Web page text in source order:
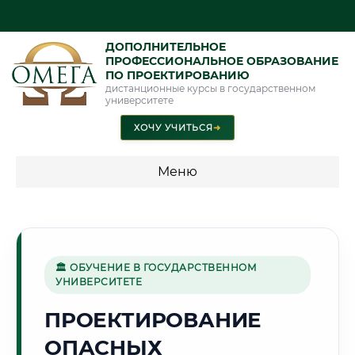
ДОПОЛНИТЕЛЬНОЕ
ПРОФЕССИОНАЛЬНОЕ ОБРАЗОВАНИЕ
ПО ПРОЕКТИРОВАНИЮ
дистанционные курсы в государственном
университете
ХОЧУ УЧИТЬСЯ➜
Меню
🌵
Г. НУКУС
🏛 ОБУЧЕНИЕ В ГОСУДАРСТВЕННОМ
УНИВЕРСИТЕТЕ
ПРОЕКТИРОВАНИЕ
ОПАСНЫХ